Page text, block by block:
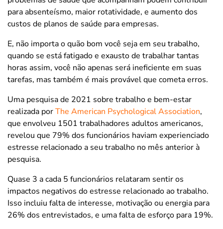
para absenteísmo, maior rotatividade, e aumento dos
custos de planos de saúde para empresas.
E, não importa o quão bom você seja em seu trabalho,
quando se está fatigado e exausto de trabalhar tantas
horas assim, você não apenas será ineficiente em suas
tarefas, mas também é mais provável que cometa erros.
Uma pesquisa de 2021 sobre trabalho e bem-estar
realizada porThe American Psychological Association,
que envolveu 1501 trabalhadores adultos americanos,
revelou que 79% dos funcionários haviam experienciado
estresse relacionado a seu trabalho no mês anterior à
pesquisa.
Quase 3 a cada 5 funcionários relataram sentir os
impactos negativos do estresse relacionado ao trabalho.
Isso incluiu falta de interesse, motivação ou energia para
26% dos entrevistados, e uma falta de esforço para 19%.